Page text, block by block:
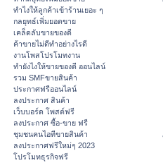
ทําไงให้ลูกค้าเข้าร้านเยอะ ๆ
กลยุทธ์เพิ่มยอดขาย
เคล็ดลับขายของดี
ค้าขายไม่ดีทำอย่างไรดี
งานโพสโปรโมทงาน
ทํายังไงให้ขายของดี ออนไลน์
รวม SMFขายสินค้า
ประกาศฟรีออนไลน์
ลงประกาศ สินค้า
เว็บบอร์ด โพสต์ฟรี
ลงประกาศ ซื้อ-ขาย ฟรี
ชุมชนคนไอทีขายสินค้า
ลงประกาศฟรีใหม่ๆ 2023
โปรโมทธุรกิจฟรี